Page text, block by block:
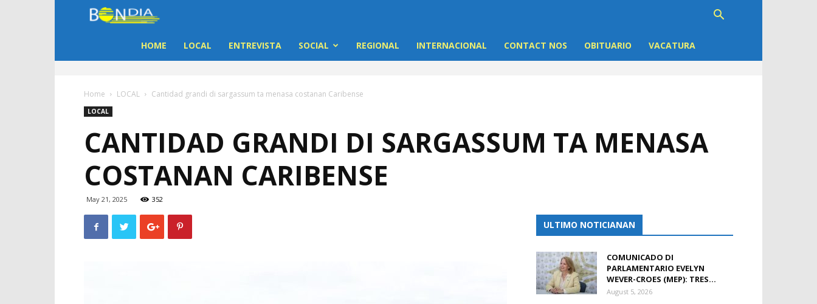
Dia
Noticia
di
HOME LOCAL ENTREVISTA SOCIAL REGIONAL INTERNACIONAL CONTACT NOS OBITUARIO VACATURA
Home LOCAL Cantidad grandi di sargassum ta menasa costanan Caribense
LOCAL
CANTIDAD GRANDI DI SARGASSUM TA MENASA
COSTANAN CARIBENSE
May 21, 2025 352
ULTIMO NOTICIANAN
COMUNICADO DI
PARLAMENTARIO EVELYN
WEVER-CROES (MEP): TRES...
August 5, 2026